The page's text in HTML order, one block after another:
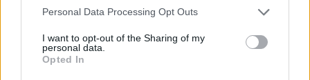
Personal Data Processing Opt Outs
I want to opt-out of the Sharing of my
personal data.
Opted In
BUSCAR MÁS